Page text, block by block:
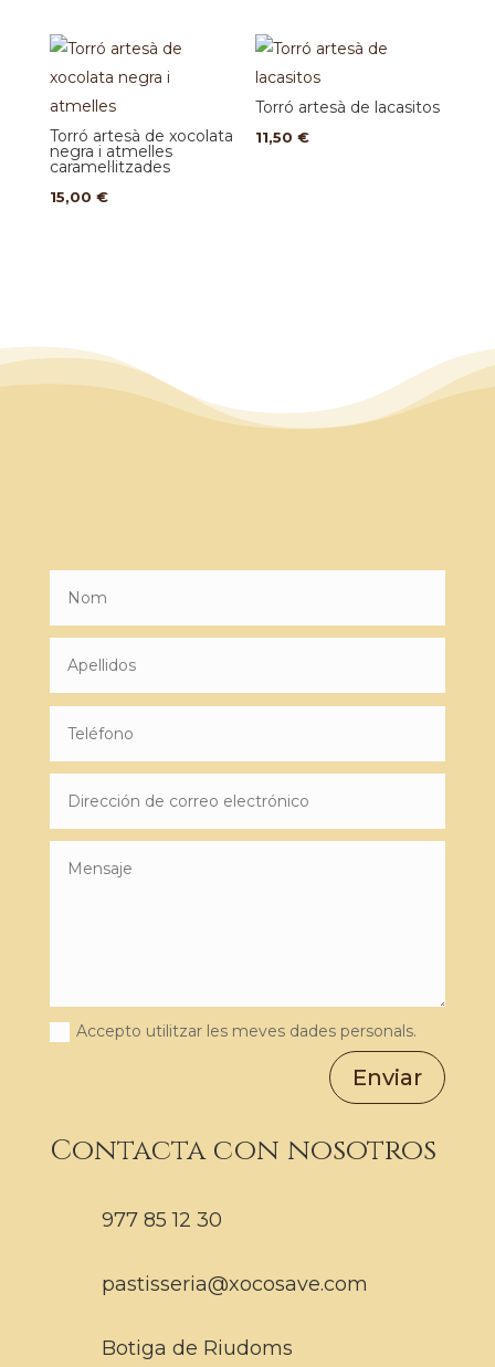
Torró artesà de xocolata
negra i atmelles
caramel·litzades
15,00 €
Torró artesà de lacasitos
11,50€
Accepto utilitzar les meves dades personals.
Enviar
Contacta con nosotros
977 85 12 30
pastisseria@xocosave.com
Botiga de Riudoms